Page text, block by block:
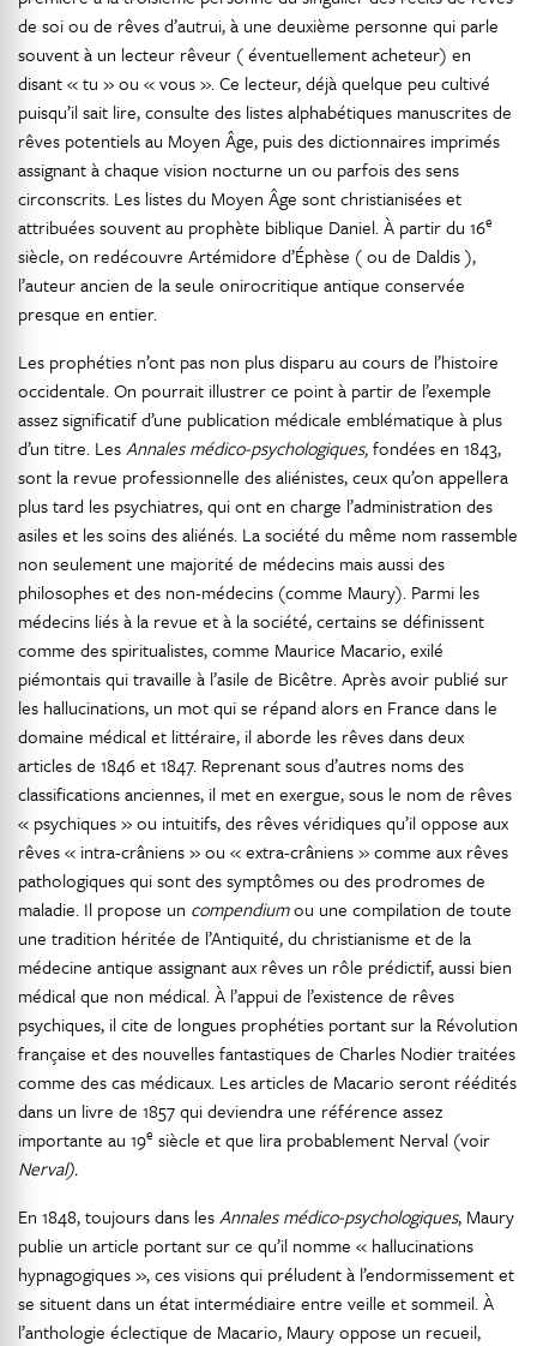
de soi ou de rêves d’autrui, à une deuxième personne qui parle
souvent à un lecteur rêveur ( éventuellement acheteur) en
disant « tu » ou « vous ». Ce lecteur, déjà quelque peu cultivé
puisqu’il sait lire, consulte des listes alphabétiques manuscrites de
rêves potentiels au Moyen Âge, puis des dictionnaires imprimés
assignant à chaque vision nocturne un ou parfois des sens
circonscrits. Les listes du Moyen Âge sont christianisées et
attribuées souvent au prophète biblique Daniel. À partir du 16e
siècle, on redécouvre Artémidore d’Éphèse ( ou de Daldis ),
l’auteur ancien de la seule onirocritique antique conservée
presque en entier.
Les prophéties n’ont pas non plus disparu au cours de l’histoire
occidentale. On pourrait illustrer ce point à partir de l’exemple
assez significatif d’une publication médicale emblématique à plus
d’un titre. LesAnnales médico-psychologiques,fondées en 1843,
sont la revue professionnelle des aliénistes, ceux qu’on appellera
plus tard les psychiatres, qui ont en charge l’administration des
asiles et les soins des aliénés. La société du même nom rassemble
non seulement une majorité de médecins mais aussi des
philosophes et des non-médecins (comme Maury). Parmi les
médecins liés à la revue et à la société, certains se définissent
comme des spiritualistes, comme Maurice Macario, exilé
piémontais qui travaille à l’asile de Bicêtre. Après avoir publié sur
les hallucinations, un mot qui se répand alors en France dans le
domaine médical et littéraire, il aborde les rêves dans deux
articles de 1846 et 1847. Reprenant sous d’autres noms des
classifications anciennes, il met en exergue, sous le nom de rêves
« psychiques » ou intuitifs, des rêves véridiques qu’il oppose aux
rêves « intra-crâniens » ou « extra-crâniens » comme aux rêves
pathologiques qui sont des symptômes ou des prodromes de
maladie. Il propose un compendiumou une compilation de toute
une tradition héritée de l’Antiquité, du christianisme et de la
médecine antique assignant aux rêves un rôle prédictif, aussi bien
médical que non médical. À l’appui de l’existence de rêves
psychiques, il cite de longues prophéties portant sur la Révolution
française et des nouvelles fantastiques de Charles Nodier traitées
comme des cas médicaux. Les articles de Macario seront réédités
dans un livre de 1857 qui deviendra une référence assez
importante au 19e siècle et que lira probablement Nerval (voir
Nerval).
En 1848, toujours dans lesAnnales médico-psychologiques, Maury
publie un article portant sur ce qu’il nomme « hallucinations
hypnagogiques », ces visions qui préludent à l’endormissement et
se situent dans un état intermédiaire entre veille et sommeil. À
l’anthologie éclectique de Macario, Maury oppose un recueil,